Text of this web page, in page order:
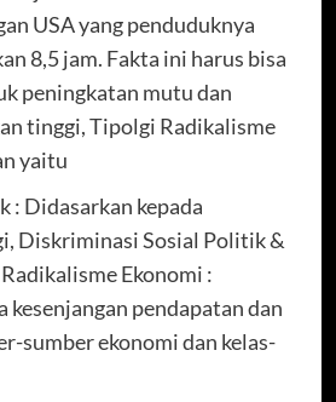
USA yang penduduknya
8,5 jam. Fakta ini harus bisa
peningkatan mutu dan
tinggi, Tipolgi Radikalisme
yaitu
: Didasarkan kepada
Diskriminasi Sosial Politik &
Ekonomi :
kesenjangan pendapatan dan
sumber ekonomi dan kelas-